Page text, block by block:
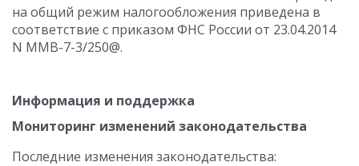
на общий режим налогообложения приведена в
соответствие с приказом ФНС России от 23.04.2014
N ММВ-7-3/250@.
Информация и поддержка
Мониторинг изменений законодательства
Последние изменения законодательства: